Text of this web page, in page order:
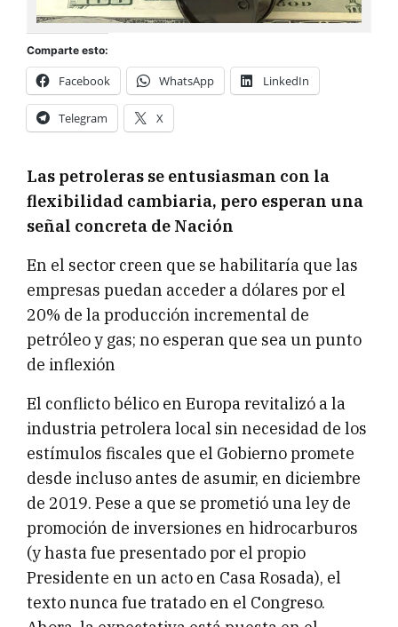
Comparte esto:
Facebook WhatsApp LinkedIn
Telegram X
Las petroleras se entusiasman con la
flexibilidad cambiaria, pero esperan una
señal concreta de Nación
En el sector creen que se habilitaría que las
empresas puedan acceder a dólares por el
20% de la producción incremental de
petróleo y gas; no esperan que sea un punto
de inflexión
El conflicto bélico en Europa revitalizó a la
industria petrolera local sin necesidad de los
estímulos fiscales que el Gobierno promete
desde incluso antes de asumir, en diciembre
de 2019. Pese a que se prometió una ley de
promoción de inversiones en hidrocarburos
(y hasta fue presentado por el propio
Presidente en un acto en Casa Rosada), el
texto nunca fue tratado en el Congreso.